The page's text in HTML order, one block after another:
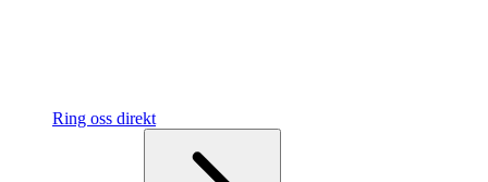
Ring oss direkt